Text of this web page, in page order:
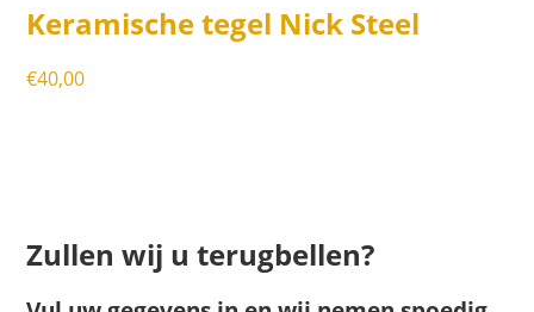
Keramische tegel Nick Steel
€40,00
Zullen wij u terugbellen?